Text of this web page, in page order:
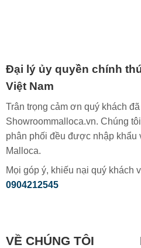
Đại lý ủy quyền chính
Việt Nam
Trân trọng cảm ơn quý khách
Showroommalloca.vn. Chúng
phân phối đều được nhập khẩu
Malloca.
Mọi góp ý, khiếu nại quý khách
0904212545
VỀ CHÚNG TÔI